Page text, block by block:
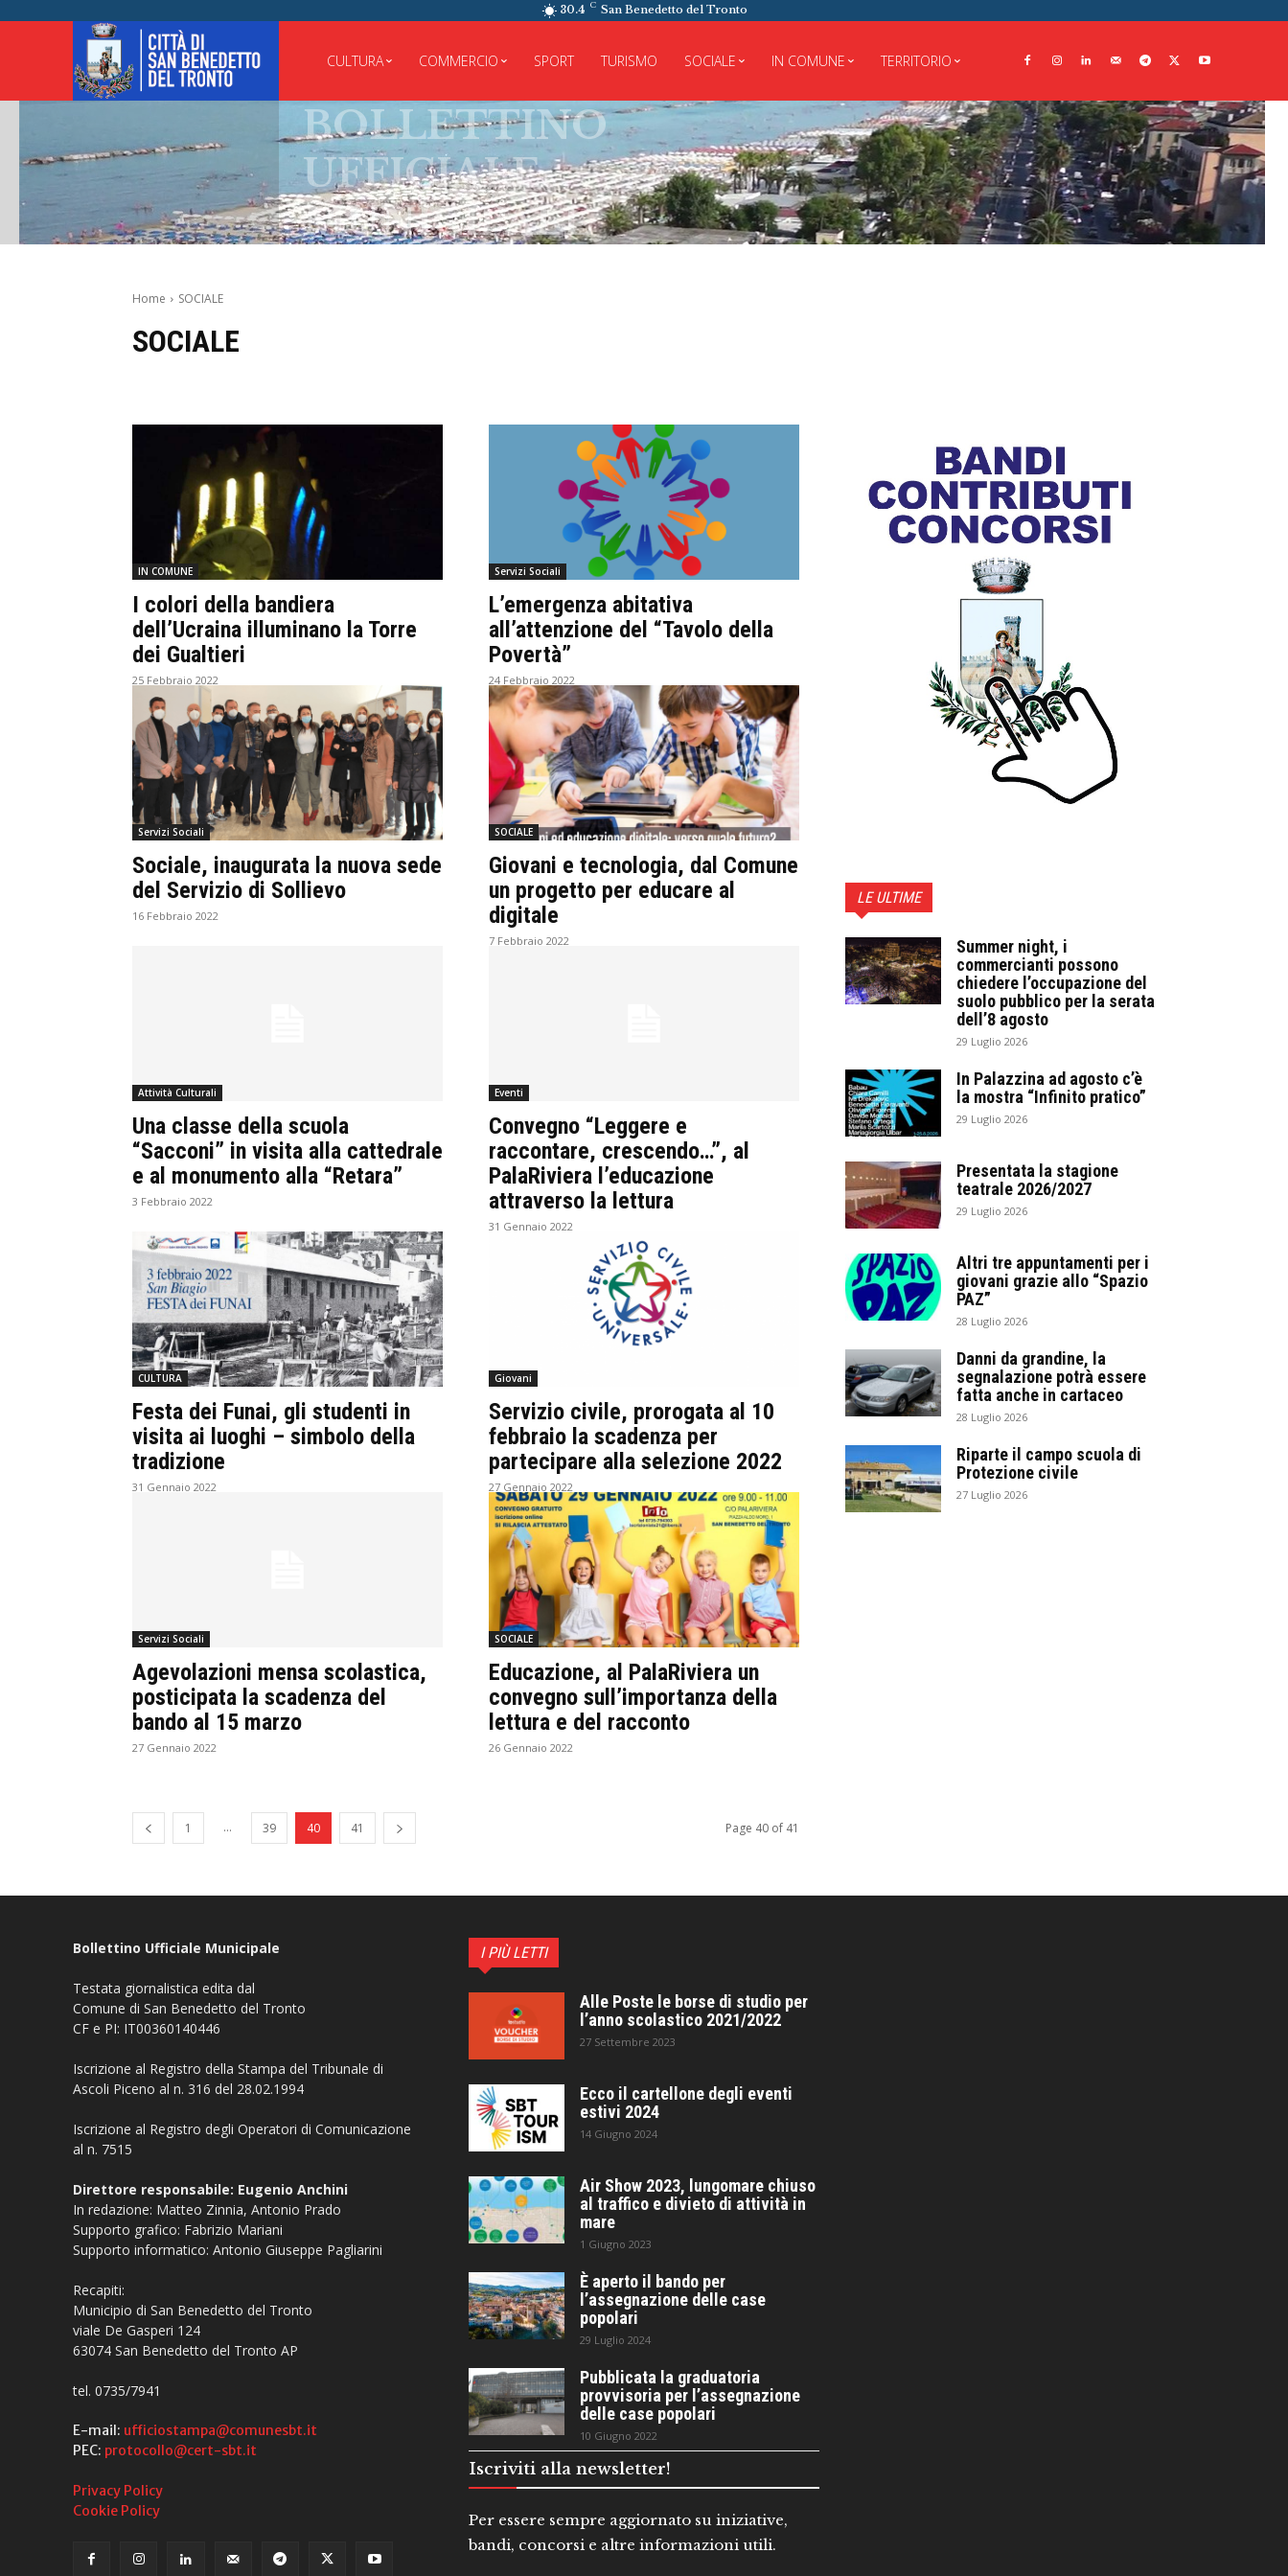
30.4 C San Benedetto del Tronto
CULTURA COMMERCIO SPORT TURISMO SOCIALE IN COMUNE TERRITORIO
BOLLETTINO
UFFICIALE
MUNICIPALE
Home SOCIALE
SOCIALE
IN COMUNE
I colori della bandiera
dell’Ucraina illuminano la Torre
dei Gualtieri
25 Febbraio 2022
Servizi Sociali
L’emergenza abitativa
all’attenzione del “Tavolo della
Povertà”
24 Febbraio 2022
Servizi Sociali
Sociale, inaugurata la nuova sede
del Servizio di Sollievo
16 Febbraio 2022
SOCIALE
Giovani e tecnologia, dal Comune
un progetto per educare al
digitale
7 Febbraio 2022
Attività Culturali
Una classe della scuola
“Sacconi” in visita alla cattedrale
e al monumento alla “Retara”
3 Febbraio 2022
Eventi
Convegno “Leggere e
raccontare, crescendo…”, al
PalaRiviera l’educazione
attraverso la lettura
31 Gennaio 2022
CULTURA
Festa dei Funai, gli studenti in
visita ai luoghi – simbolo della
tradizione
31 Gennaio 2022
Giovani
Servizio civile, prorogata al 10
febbraio la scadenza per
partecipare alla selezione 2022
27 Gennaio 2022
Servizi Sociali
Agevolazioni mensa scolastica,
posticipata la scadenza del
bando al 15 marzo
27 Gennaio 2022
SOCIALE
Educazione, al PalaRiviera un
convegno sull’importanza della
lettura e del racconto
26 Gennaio 2022
1 ... 39 40 41 Page 40 of 41
LE ULTIME
Summer night, i
commercianti possono
chiedere l’occupazione del
suolo pubblico per la serata
dell’8 agosto
29 Luglio 2026
In Palazzina ad agosto c’è
la mostra “Infinito pratico”
29 Luglio 2026
Presentata la stagione
teatrale 2026/2027
29 Luglio 2026
Altri tre appuntamenti per i
giovani grazie allo “Spazio
PAZ”
28 Luglio 2026
Danni da grandine, la
segnalazione potrà essere
fatta anche in cartaceo
28 Luglio 2026
Riparte il campo scuola di
Protezione civile
27 Luglio 2026
Bollettino Ufficiale Municipale
Testata giornalistica edita dal
Comune di San Benedetto del Tronto
CF e PI: IT00360140446
Iscrizione al Registro della Stampa del Tribunale di
Ascoli Piceno al n. 316 del 28.02.1994
Iscrizione al Registro degli Operatori di Comunicazione
al n. 7515
Direttore responsabile: Eugenio Anchini
In redazione: Matteo Zinnia, Antonio Prado
Supporto grafico: Fabrizio Mariani
Supporto informatico: Antonio Giuseppe Pagliarini
Recapiti:
Municipio di San Benedetto del Tronto
viale De Gasperi 124
63074 San Benedetto del Tronto AP
tel. 0735/7941
E-mail: ufficiostampa@comunesbt.it
PEC: protocollo@cert-sbt.it
Privacy Policy
Cookie Policy
I PIÙ LETTI
Alle Poste le borse di studio per
l’anno scolastico 2021/2022
27 Settembre 2023
Ecco il cartellone degli eventi
estivi 2024
14 Giugno 2024
Air Show 2023, lungomare chiuso
al traffico e divieto di attività in
mare
1 Giugno 2023
È aperto il bando per
l’assegnazione delle case
popolari
29 Luglio 2024
Pubblicata la graduatoria
provvisoria per l’assegnazione
delle case popolari
10 Giugno 2022
Iscriviti alla newsletter!
Per essere sempre aggiornato su iniziative,
bandi, concorsi e altre informazioni utili.